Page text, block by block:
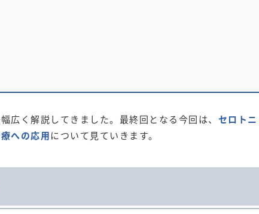
広く解説してきました。最終回となる今回は、 セロト
への応用について見ていきます。